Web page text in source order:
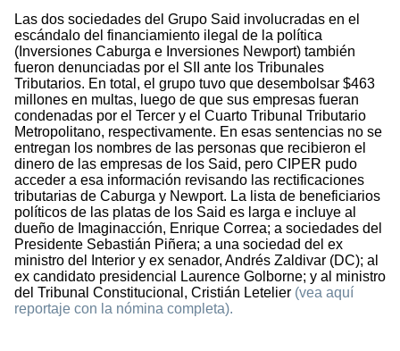
Las dos sociedades del Grupo Said involucradas en el
escándalo del financiamiento ilegal de la política
(Inversiones Caburga e Inversiones Newport) también
fueron denunciadas por el SII ante los Tribunales
Tributarios. En total, el grupo tuvo que desembolsar $463
millones en multas, luego de que sus empresas fueran
condenadas por el Tercer y el Cuarto Tribunal Tributario
Metropolitano, respectivamente. En esas sentencias no se
entregan los nombres de las personas que recibieron el
dinero de las empresas de los Said, pero CIPER pudo
acceder a esa información revisando las rectificaciones
tributarias de Caburga y Newport. La lista de beneficiarios
políticos de las platas de los Said es larga e incluye al
dueño de Imaginacción, Enrique Correa; a sociedades del
Presidente Sebastián Piñera; a una sociedad del ex
ministro del Interior y ex senador, Andrés Zaldivar (DC); al
ex candidato presidencial Laurence Golborne; y al ministro
del Tribunal Constitucional, Cristián Letelier (vea aquí
reportaje con la nómina completa).